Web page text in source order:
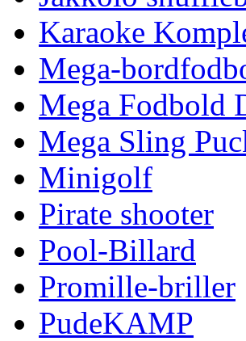
Karaoke
Mega-
Mega Fodbold
Mega Sling
Minigolf
Pirate shooter
Pool-Billard
Promille-briller
PudeKAMP